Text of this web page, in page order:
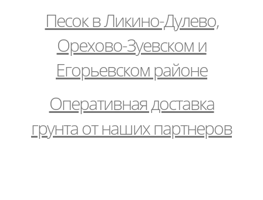
Песок в Ликино-Дулево,
Орехово-Зуевском и
Егорьевском районе
Оперативная доставка
грунта от наших партнеров